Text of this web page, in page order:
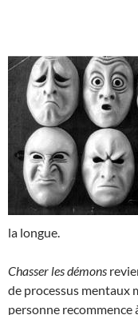
la longue.
Chasser les démons
de processus mentaux
personne recommence